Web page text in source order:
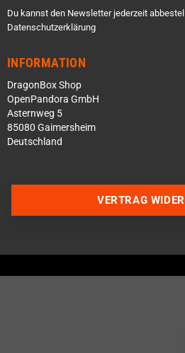
Du kannst den Newsletter jederzeit
Datenschutzerklärung
INFORMATION
DragonBox Shop
OpenPandora GmbH
Asternweg 5
85080 Gaimersheim
Deutschland
VERTRAG